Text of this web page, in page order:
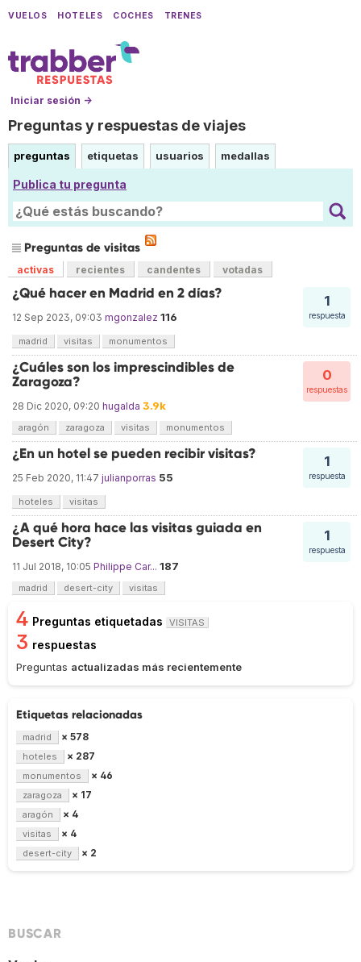
VUELOS HOTELES COCHES TRENES
Iniciar sesión →
Preguntas y respuestas de viajes
preguntas etiquetas usuarios medallas
Publica tu pregunta
Preguntas de visitas
activas recientes candentes votadas
1
respuesta
¿Qué hacer en Madrid en 2 días?
12 Sep 2023, 09:03 mgonzalez 116
madrid visitas monumentos
0
respuestas
¿Cuáles son los imprescindibles de
Zaragoza?
28 Dic 2020, 09:20 hugalda 3.9k
aragón zaragoza visitas monumentos
1
respuesta
¿En un hotel se pueden recibir visitas?
25 Feb 2020, 11:47 julianporras 55
hoteles visitas
1
respuesta
¿A qué hora hace las visitas guiada en
Desert City?
11 Jul 2018, 10:05 Philippe Car... 187
madrid desert-city visitas
4 Preguntas etiquetadas VISITAS
3 respuestas
Preguntas actualizadas más recientemente
Etiquetas relacionadas
madrid × 578
hoteles × 287
monumentos × 46
zaragoza × 17
aragón × 4
visitas × 4
desert-city × 2
BUSCAR